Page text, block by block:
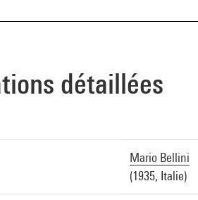
détaillées
Mario Bellini
(1935, Italie)